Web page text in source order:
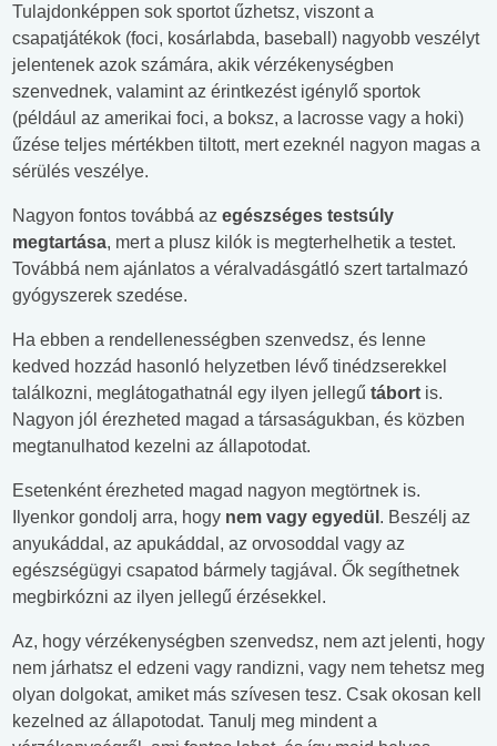
Tulajdonképpen sok sportot űzhetsz, viszont a
csapatjátékok (foci, kosárlabda, baseball) nagyobb veszélyt
jelentenek azok számára, akik vérzékenységben
szenvednek, valamint az érintkezést igénylő sportok
(például az amerikai foci, a boksz, a lacrosse vagy a hoki)
űzése teljes mértékben tiltott, mert ezeknél nagyon magas a
sérülés veszélye.
Nagyon fontos továbbá az egészséges testsúly
megtartása, mert a plusz kilók is megterhelhetik a testet.
Továbbá nem ajánlatos a véralvadásgátló szert tartalmazó
gyógyszerek szedése.
Ha ebben a rendellenességben szenvedsz, és lenne
kedved hozzád hasonló helyzetben lévő tinédzserekkel
találkozni, meglátogathatnál egy ilyen jellegű tábort is.
Nagyon jól érezheted magad a társaságukban, és közben
megtanulhatod kezelni az állapotodat.
Esetenként érezheted magad nagyon megtörtnek is.
Ilyenkor gondolj arra, hogy nem vagy egyedül . Beszélj az
anyukáddal, az apukáddal, az orvosoddal vagy az
egészségügyi csapatod bármely tagjával. Ők segíthetnek
megbirkózni az ilyen jellegű érzésekkel.
Az, hogy vérzékenységben szenvedsz, nem azt jelenti, hogy
nem járhatsz el edzeni vagy randizni, vagy nem tehetsz meg
olyan dolgokat, amiket más szívesen tesz. Csak okosan kell
kezelned az állapotodat. Tanulj meg mindent a